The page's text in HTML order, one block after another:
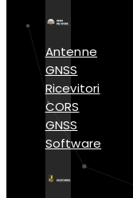
Antenne
GNSS
Ricevitori
CORS
GNSS
Software